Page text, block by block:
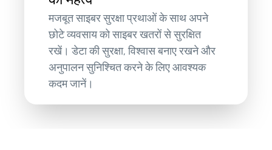
मजबूत साइबर सुरक्षा प्रथाओं के साथ अपने
छोटे व्यवसाय को साइबर खतरों से सुरक्षित
रखें। डेटा की सुरक्षा, विश्वास बनाए रखने और
अनुपालन सुनिश्चित करने के लिए आवश्यक
कदम जानें।